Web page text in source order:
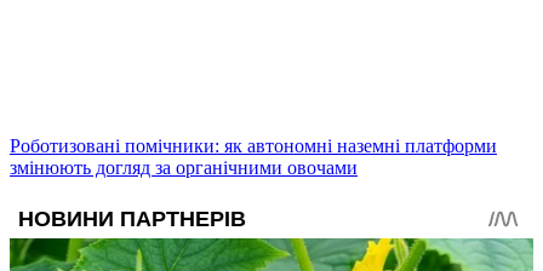
Роботизовані помічники: як автономні наземні платформи
змінюють догляд за органічними овочами